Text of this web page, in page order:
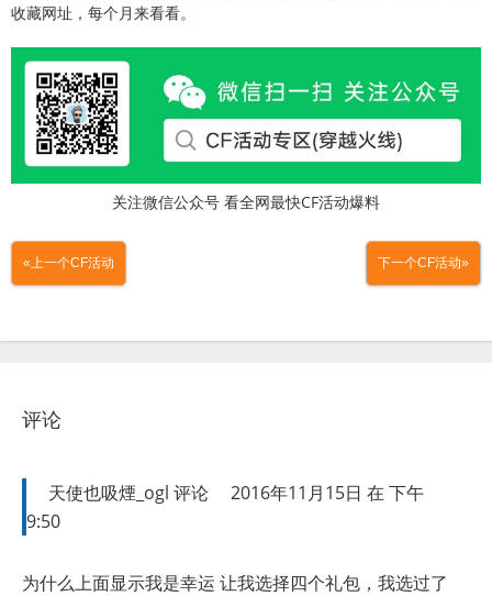
收藏网址，每个月来看看。
关注微信公众号 看全网最快CF活动爆料
«上一个CF活动 下一个CF活动»
评论
天使也吸煙_ogl 评论
2016年11月15日 在 下午
9:50
为什么上面显示我是幸运 让我选择四个礼包，我选过了